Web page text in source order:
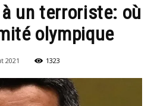
à un terroriste: où
olympique
2021 1323